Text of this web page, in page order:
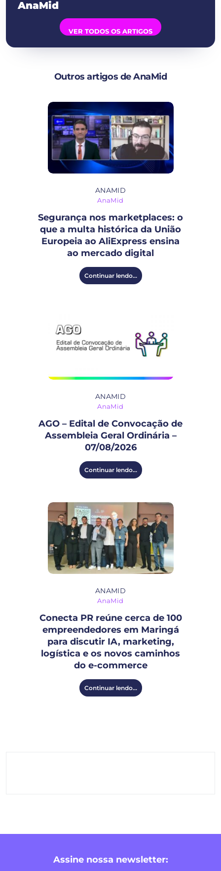
AnaMid
VER TODOS OS ARTIGOS
Outros artigos de AnaMid
ANAMID
AnaMid
Segurança nos marketplaces: o
que a multa histórica da União
Europeia ao AliExpress ensina
ao mercado digital
Continuar lendo...
ANAMID
AnaMid
AGO – Edital de Convocação de
Assembleia Geral Ordinária –
07/08/2026
Continuar lendo...
ANAMID
AnaMid
Conecta PR reúne cerca de 100
empreendedores em Maringá
para discutir IA, marketing,
logística e os novos caminhos
do e-commerce
Continuar lendo...
Assine nossa newsletter: